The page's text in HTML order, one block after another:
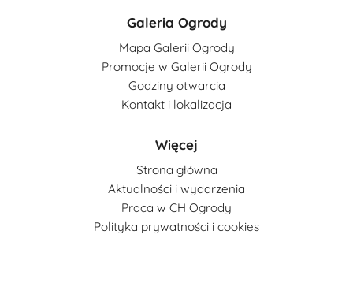
Galeria Ogrody
Mapa Galerii Ogrody
Promocje w Galerii Ogrody
Godziny otwarcia
Kontakt i lokalizacja
Więcej
Strona główna
Aktualności i wydarzenia
Praca w CH Ogrody
Polityka prywatności i cookies